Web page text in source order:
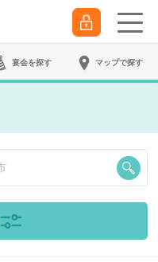
宴会を探す マップで探す